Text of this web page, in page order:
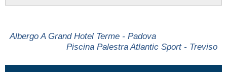
Albergo A Grand Hotel Terme - Padova
Piscina Palestra Atlantic Sport - Treviso